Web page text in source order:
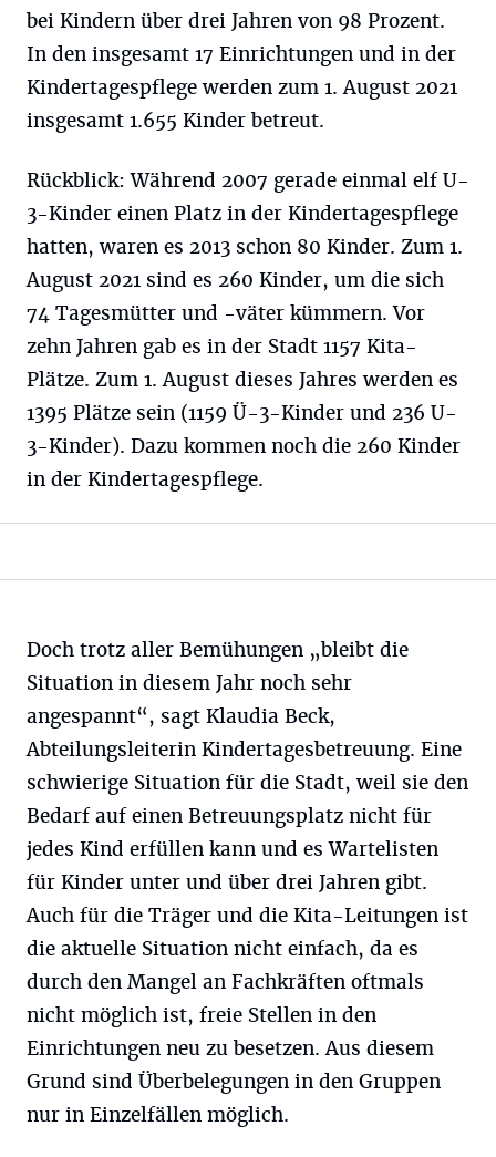
bei Kindern über drei Jahren von 98 Prozent.
In den insgesamt 17 Einrichtungen und in der
Kindertagespflege werden zum 1. August 2021
insgesamt 1.655 Kinder betreut.
Rückblick: Während 2007 gerade einmal elf U-
3-Kinder einen Platz in der Kindertagespflege
hatten, waren es 2013 schon 80 Kinder. Zum 1.
August 2021 sind es 260 Kinder, um die sich
74 Tagesmütter und -väter kümmern. Vor
zehn Jahren gab es in der Stadt 1157 Kita-
Plätze. Zum 1. August dieses Jahres werden es
1395 Plätze sein (1159 Ü-3-Kinder und 236 U-
3-Kinder). Dazu kommen noch die 260 Kinder
in der Kindertagespflege.
Doch trotz aller Bemühungen „bleibt die
Situation in diesem Jahr noch sehr
angespannt“, sagt Klaudia Beck,
Abteilungsleiterin Kindertagesbetreuung. Eine
schwierige Situation für die Stadt, weil sie den
Bedarf auf einen Betreuungsplatz nicht für
jedes Kind erfüllen kann und es Wartelisten
für Kinder unter und über drei Jahren gibt.
Auch für die Träger und die Kita-Leitungen ist
die aktuelle Situation nicht einfach, da es
durch den Mangel an Fachkräften oftmals
nicht möglich ist, freie Stellen in den
Einrichtungen neu zu besetzen. Aus diesem
Grund sind Überbelegungen in den Gruppen
nur in Einzelfällen möglich.